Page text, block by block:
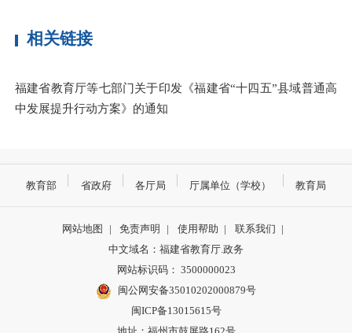
相关链接
福建省教育厅等七部门关于印发《福建省“十四五”县域普通高
中发展提升行动方案》的通知
教育部 省政府 各厅局 厅属单位（学校） 教育局
网站地图 | 免责声明 | 使用帮助 | 联系我们 |
中文域名：福建省教育厅.政务
网站标识码： 3500000023
闽公网安备35010202000879号
闽ICP备13015615号